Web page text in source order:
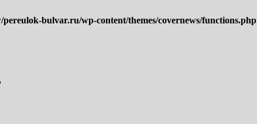
bulvar.ru/wp-content/themes/covernews/functions.php